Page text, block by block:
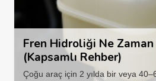
Fren Hidroliği Ne
(Kapsamlı Rehber)
Çoğu araç için 2 yılda bir veya